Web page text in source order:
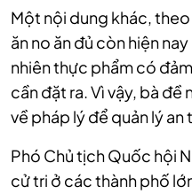
Một nội dung khác,
ăn no ăn đủ còn hiện
nhiên thực phẩm có
cần đặt ra. Vì vậy, bà đề
về pháp lý để quản lý
Phó Chủ tịch Quốc hội
cử tri ở các thành phố